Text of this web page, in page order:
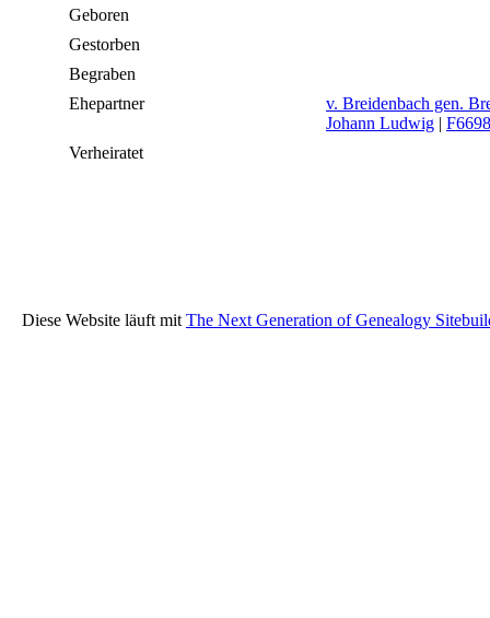
Geboren
Gestorben
Begraben
Ehepartner
v. Breidenbach gen.
Johann Ludwig | F6698
Verheiratet
Diese Website läuft mit The Next Generation of Genealogy